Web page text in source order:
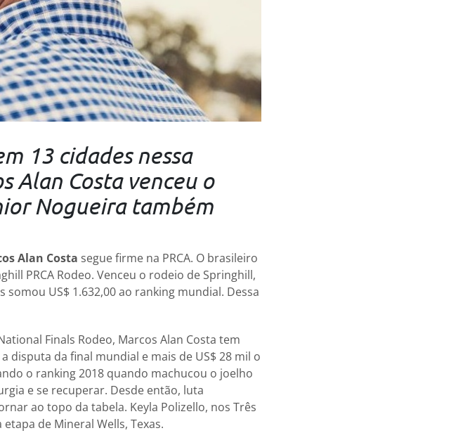
13 cidades nessa
Alan Costa venceu o
Nogueira também
Alan Costa segue firme na PRCA. O brasileiro
PRCA Rodeo. Venceu o rodeio de Springhill,
US$ 1.632,00 ao ranking mundial. Dessa
Finals Rodeo, Marcos Alan Costa tem
disputa da final mundial e mais de US$ 28 mil o
o ranking 2018 quando machucou o joelho
e se recuperar. Desde então, luta
ao topo da tabela. Keyla Polizello, nos Três
etapa de Mineral Wells, Texas.